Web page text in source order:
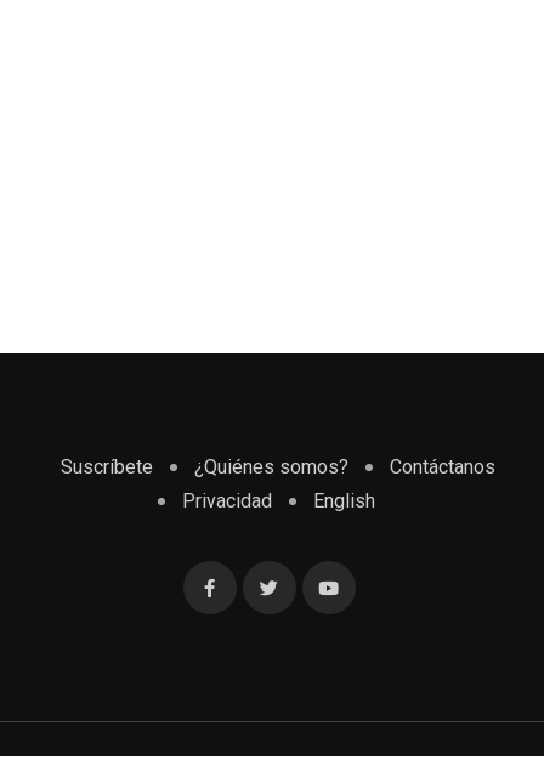
Suscríbete ¿Quiénes somos?
Contáctanos
Privacidad
English